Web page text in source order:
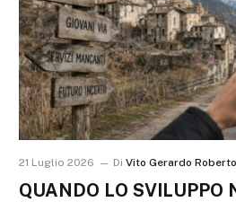
21 Luglio 2026 Di Vito Gerardo Roberto
QUANDO LO SVILUPPO